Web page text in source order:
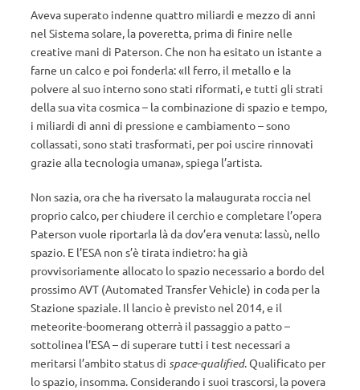
Aveva superato indenne quattro miliardi e mezzo di anni
nel Sistema solare, la poveretta, prima di finire nelle
creative mani di Paterson. Che non ha esitato un istante a
farne un calco e poi fonderla: «Il ferro, il metallo e la
polvere al suo interno sono stati riformati, e tutti gli strati
della sua vita cosmica – la combinazione di spazio e tempo,
i miliardi di anni di pressione e cambiamento – sono
collassati, sono stati trasformati, per poi uscire rinnovati
grazie alla tecnologia umana», spiega l’artista.
Non sazia, ora che ha riversato la malaugurata roccia nel
proprio calco, per chiudere il cerchio e completare l’opera
Paterson vuole riportarla là da dov’era venuta: lassù, nello
spazio. E l’ESA non s’è tirata indietro: ha già
provvisoriamente allocato lo spazio necessario a bordo del
prossimo AVT (Automated Transfer Vehicle) in coda per la
Stazione spaziale. Il lancio è previsto nel 2014, e il
meteorite-boomerang otterrà il passaggio a patto –
sottolinea l’ESA – di superare tutti i test necessari a
meritarsi l’ambito status di space-qualified. Qualificato per
lo spazio, insomma. Considerando i suoi trascorsi, la povera